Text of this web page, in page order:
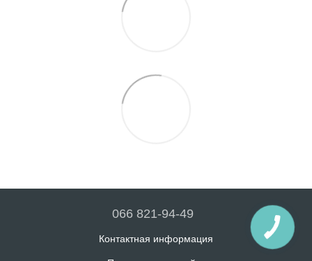
066 821-94-49
Контактная информация